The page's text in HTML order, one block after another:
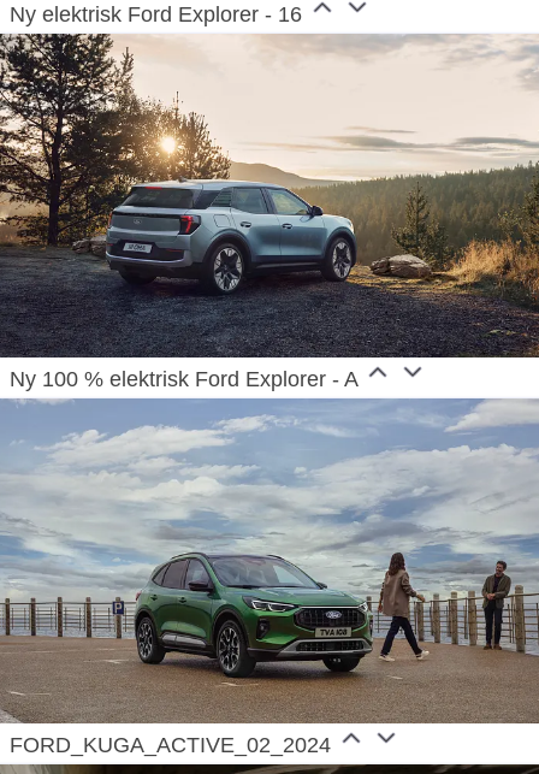
Ny elektrisk Ford Explorer - 16
Ny 100 % elektrisk Ford Explorer - A
FORD_KUGA_ACTIVE_02_2024